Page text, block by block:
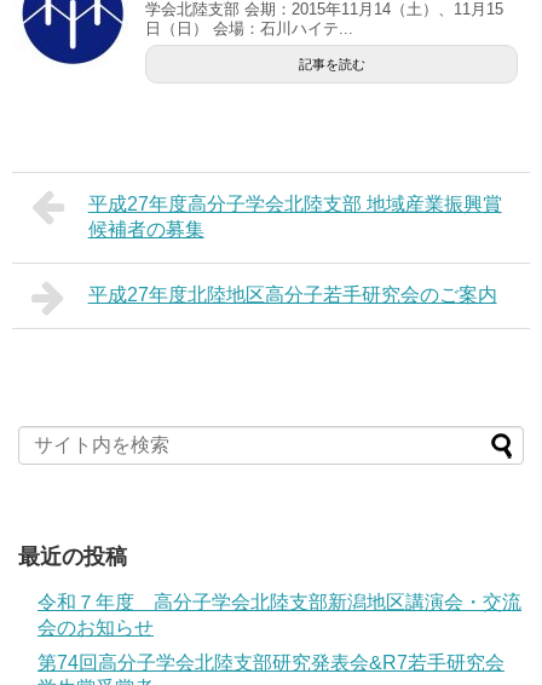
学会北陸支部 会期：2015年11月14（土）、11月15
日（日） 会場：石川ハイテ...
記事を読む
平成27年度高分子学会北陸支部 地域産業振興賞
候補者の募集
平成27年度北陸地区高分子若手研究会のご案内
最近の投稿
令和７年度 高分子学会北陸支部新潟地区講演会・交流
会のお知らせ
第74回高分子学会北陸支部研究発表会&R7若手研究会